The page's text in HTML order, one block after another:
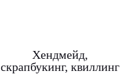
Хендмейд,
скрапбукинг, квиллинг